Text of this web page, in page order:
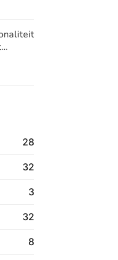
28
32
3
32
8